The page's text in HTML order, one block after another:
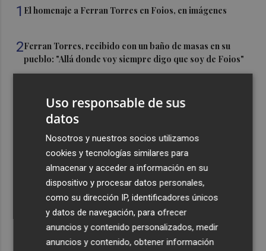
1 El homenaje a Ferran Torres en Foios, en imágenes
2Ferran Torres, recibido con un baño de masas en su
pueblo: "Allá donde voy siempre digo que soy de Foios"
Las '200 vidas' que llevaron a Paco Rabal de Águilas a la
del actor
Mario Domínguez, a un paso del Excelsior Róterdam de
la Eredivisie
Uso responsable de sus
datos
Nosotros y nuestros socios utilizamos
cookies y tecnologías similares para
almacenar y acceder a información en su
dispositivo y procesar datos personales,
como su dirección IP, identificadores únicos
y datos de navegación, para ofrecer
anuncios y contenido personalizados, medir
anuncios y contenido, obtener información